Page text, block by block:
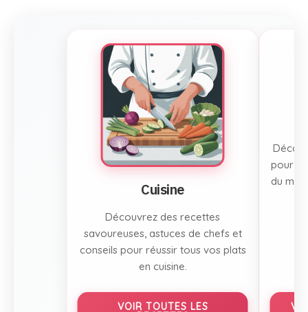
Cuisine
Découvrez des recettes
savoureuses, astuces de chefs et
conseils pour réussir tous vos plats
en cuisine.
VOIR TOUTES LES
pour
du